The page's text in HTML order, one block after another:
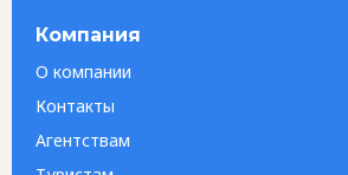
Компания
О компании
Контакты
Агентствам